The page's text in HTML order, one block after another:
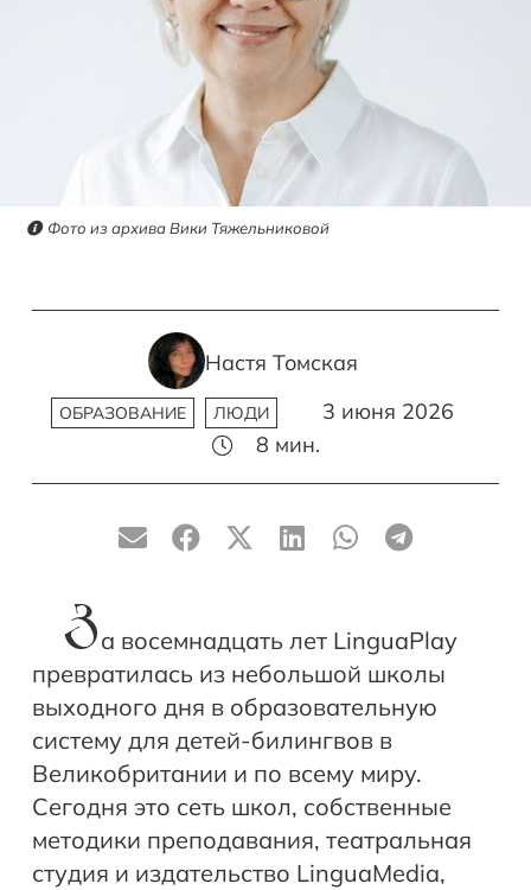
Фото из архива Вики Тяжельниковой
Настя Томская
ОБРАЗОВАНИЕ ЛЮДИ
3 июня 2026
8 мин.
За восемнадцать лет LinguaPlay
превратилась из небольшой школы
выходного дня в образовательную
систему для детей-билингвов в
Великобритании и по всему миру.
Сегодня это сеть школ, собственные
методики преподавания, театральная
студия и издательство LinguaMedia,